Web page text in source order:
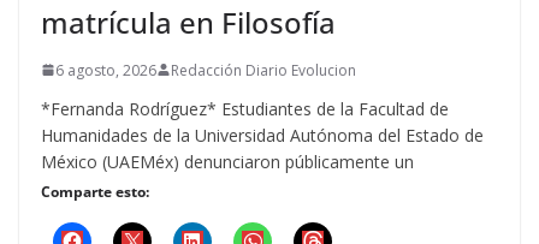
matrícula en Filosofía
6 agosto, 2026 Redacción Diario Evolucion
*Fernanda Rodríguez* Estudiantes de la Facultad de
Humanidades de la Universidad Autónoma del Estado de
México (UAEMéx) denunciaron públicamente un
Comparte esto: